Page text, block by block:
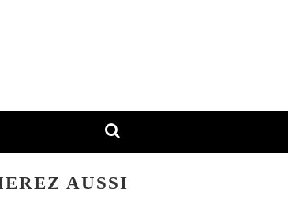
AUSSI